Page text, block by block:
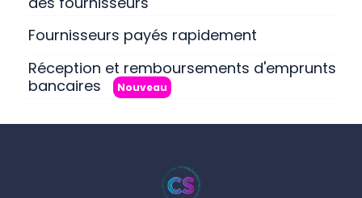
Fournisseurs payés rapidement
Réception et remboursements d'emprunts
bancaires
Nouveau